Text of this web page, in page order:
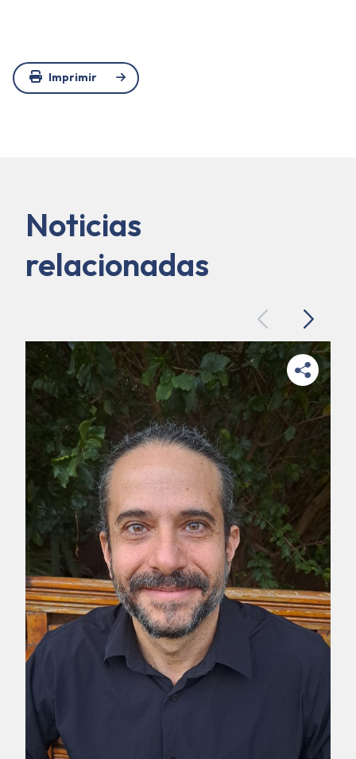
Imprimir
Noticias
relacionadas
PreviousNext